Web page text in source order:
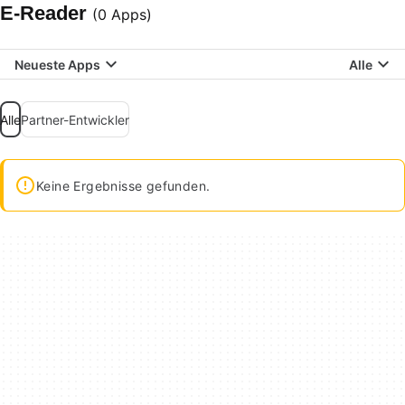
E-Reader (0 Apps)
Neueste Apps Alle
AllePartner-Entwickler
Keine Ergebnisse gefunden.